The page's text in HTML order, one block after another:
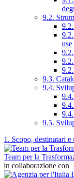
9.2.
use
9.3.
9.4.
9.5.
1. Scopo, destinatari
Team per la
in collaborazione con